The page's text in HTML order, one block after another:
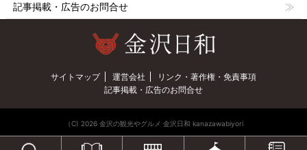
記事掲載・広告のお問合せ
サイトマップ 運営会社
リンク・著作権・免責事項
記事掲載・広告のお問合せ
（C) 2026 金沢の観光やグルメ 金沢日和 kanazawabiyori